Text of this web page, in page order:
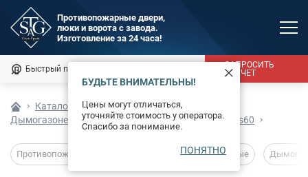
Быстрый подбор
ЗАПРОСИТЬ
РАСЧЕТ
Противопожарные двери,
люки и ворота с завода.
Изготовление за 24 часа!
Фотогалерея
Доставка и монтаж
БУДЬТЕ ВНИМАТЕЛЬНЫ!
Цены могут отличаться,
уточняйте стоимость у оператора.
Спасибо за понимание.
ПОНЯТНО
Каталог
Противопожарные двери
Дымогазонепроницаемые
Полуторные двери eis60
Противопожарные двери Остекленные
MAX
Мы онлайн